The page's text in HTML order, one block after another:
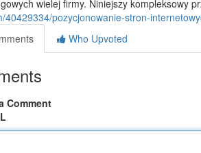
wielej firmy. Niniejszy kompleksowy
40429334/pozycjonowanie-stron-
Who Upvoted
Comment